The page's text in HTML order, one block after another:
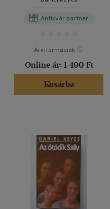
Antikvár partner
Árinformációk
Online ár: 1 490 Ft
Kosárba